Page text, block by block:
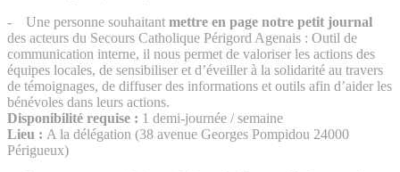
- Une personne souhaitant mettre en page notre petit journal
des acteurs du Secours Catholique Périgord Agenais : Outil de
communication interne, il nous permet de valoriser les actions des
équipes locales, de sensibiliser et d’éveiller à la solidarité au travers
de témoignages, de diffuser des informations et outils afin d’aider les
bénévoles dans leurs actions.
Disponibilité requise : 1 demi-journée / semaine
Lieu : A la délégation (38 avenue Georges Pompidou 24000
Périgueux)